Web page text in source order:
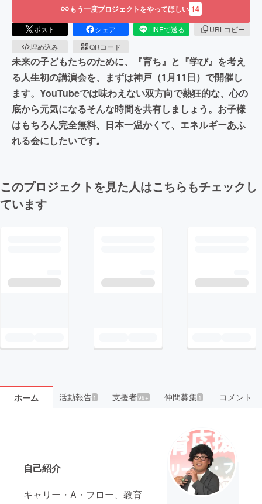
もう一度プロジェクトをやってほしい 14
ポスト シェア LINEで送る
URLコピー
埋め込み
QRコード
未来の子どもたちのために、『育ち』と『学び』を考え
る人生初の講演会を、まずは神戸（1月11日）で開催し
ます。YouTubeでは味わえない双方向で熱狂的な、心の
底から元気になるそんな時間を共有しましょう。お子様
はもちろん完全無料、日本一温かくて、エネルギーあふ
れる会にしたいです。
このプロジェクトを見た人はこちらもチェックし
ています
ホーム 活動報告1 支援者99+ 仲間募集 1 コメント
自己紹介
キャリー・A・フロー、教育